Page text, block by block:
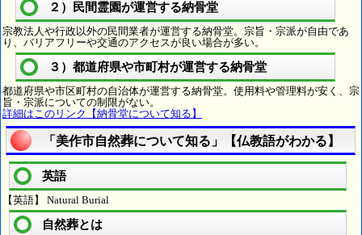
２）民間霊園が運営する納骨堂
宗教法人や行政以外の民間業者が運営する納骨堂。宗旨・宗派が自由であ
り、バリアフリーや交通のアクセスが良い場合が多い。
３）都道府県や市町村が運営する納骨堂
都道府県や市区町村の自治体が運営する納骨堂。使用料や管理料が安く、宗
旨・宗派についての制限がない。
詳細はこのリンク【納骨堂について知る】
「美作市自然葬について知る」【仏教語がわかる】
英語
【英語】 Natural Burial
自然葬とは